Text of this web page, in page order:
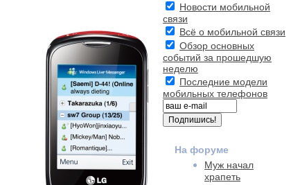
Новости мобильной
связи
Всё о мобильной связи
Обзор основных
событий за прошедшую
неделю
Последние модели
мобильных телефонов
На форуме
Муж начал
храпеть